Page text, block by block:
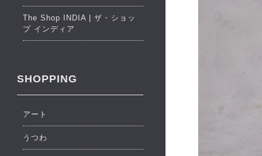
The Shop INDIA | ザ・ショッ
プ インディア
SHOPPING
アート
うつわ